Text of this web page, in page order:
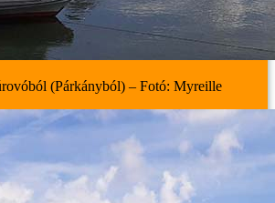
(Párkányból) – Fotó: Myreille